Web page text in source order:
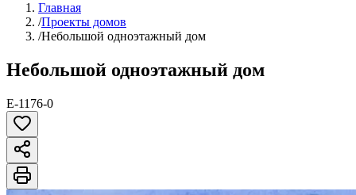
Главная
/Проекты домов
/Небольшой одноэтажный дом
Небольшой одноэтажный дом
E-1176-0